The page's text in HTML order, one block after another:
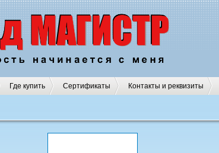
Где купить Сертификаты Контакты и реквизиты